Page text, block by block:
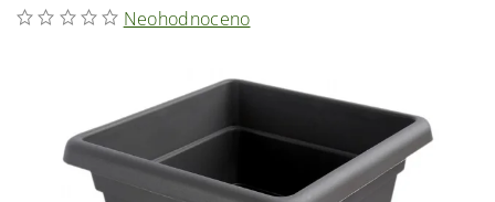
Neohodnoceno